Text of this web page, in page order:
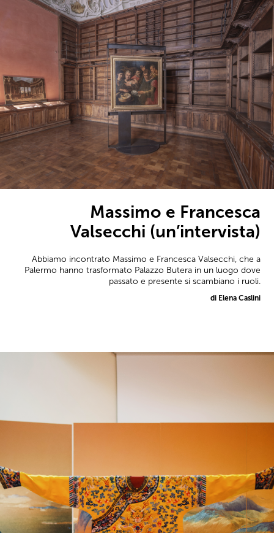
Massimo e Francesca
Valsecchi (un’intervista)
Abbiamo incontrato Massimo e Francesca Valsecchi, che a
Palermo hanno trasformato Palazzo Butera in un luogo dove
passato e presente si scambiano i ruoli.
di Elena Caslini